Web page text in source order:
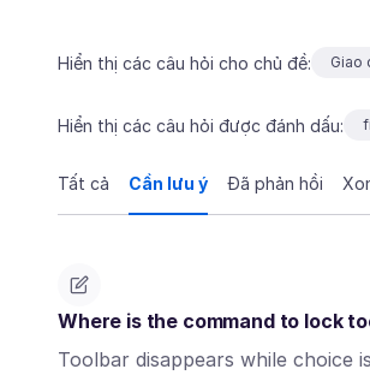
Hiển thị các câu hỏi cho chủ đề: Giao
Hiển thị các câu hỏi được đánh dấu:
Tất cả Cần lưu ý Đã phản hồi
Where is the command to lock
Toolbar disappears while choice